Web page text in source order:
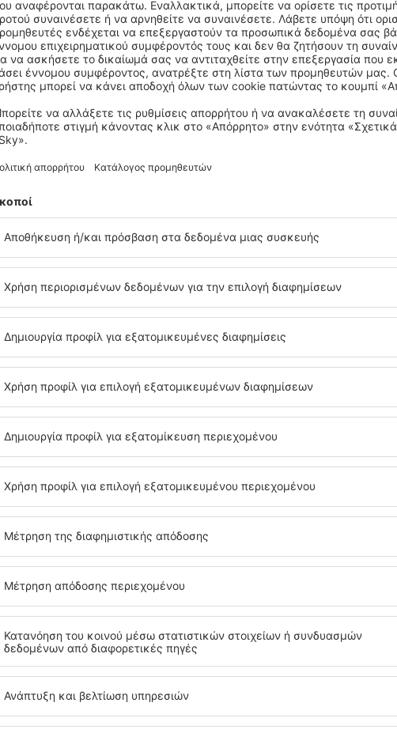
(Τρί) ATH
JTY
LRS 1 στάση
Συνολική διάρκεια ταξιδιού: 2h 10min λεπτομέρειες
(χωρίς κόστος υπηρεσίας 11EURανά επιβάτη)
εντολή ειδοποίησης τιμών για πτήσεις από
Βενιζέλος!
μέγιστη τιμή
ταξίδια στις καλύτερες τιμές στο ενημερωτικό μας δελτίο.
Συμφωνώ να
διεύθυνση email που έχει παραχωρηθεί από εμένα.
Έχουμε περισσότερες προσφορές για
Λάρνακα
Λάρνακα
Αθήνα
Αναχώρηση από την Πάφο
34
Κέρκυρα
Αναχώρηση από την Αθήνα
35